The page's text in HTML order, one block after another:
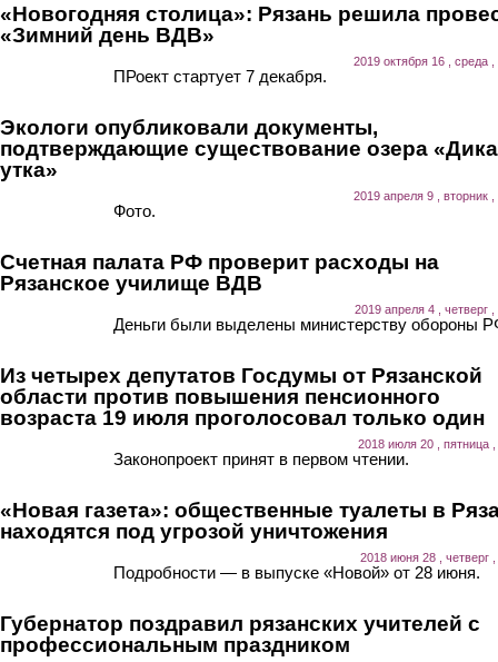
«Новогодняя столица»: Рязань решила
«Зимний день ВДВ»
2019 октября 16 , среда ,
ПРоект стартует 7 декабря.
Экологи опубликовали документы,
подтверждающие существование озера
утка»
2019 апреля 9 , вторник ,
Фото.
Счетная палата РФ проверит расходы на
Рязанское училище ВДВ
2019 апреля 4 , четверг ,
Деньги были выделены министерству обороны
Из четырех депутатов Госдумы от Рязанской
области против повышения пенсионного
возраста 19 июля проголосовал только один
2018 июля 20 , пятница ,
Законопроект принят в первом чтении.
«Новая газета»: общественные туалеты в
находятся под угрозой уничтожения
2018 июня 28 , четверг ,
Подробности — в выпуске «Новой» от 28 июня.
Губернатор поздравил рязанских учителей с
профессиональным праздником